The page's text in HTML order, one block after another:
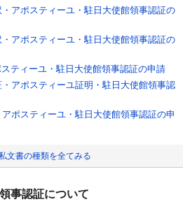
アポスティーユ・駐日大使館領事認証の
アポスティーユ・駐日大使館領事認証の
ティーユ・駐日大使館領事認証の申請
アポスティーユ証明・駐日大使館領事認
ポスティーユ・駐日大使館領事認証の申
文書の種類を全てみる
事認証について